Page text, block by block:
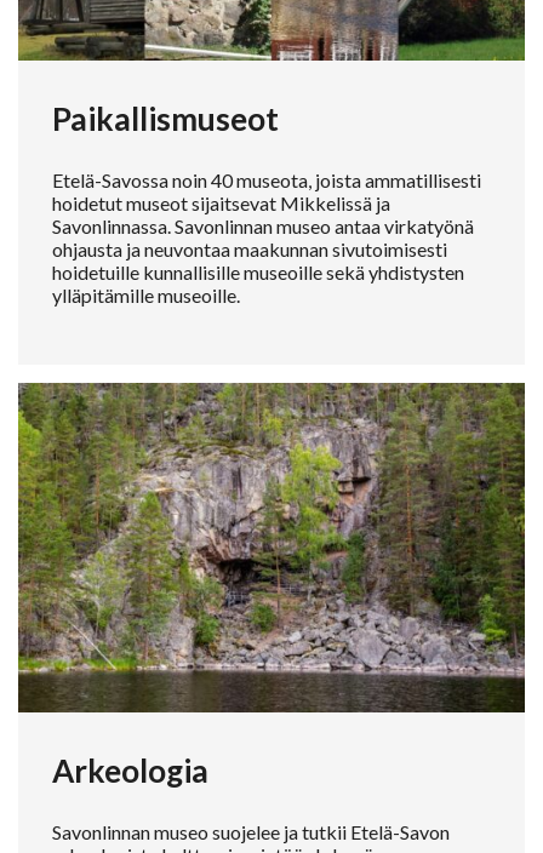
Paikallismuseot
Etelä-Savossa noin 40 museota, joista ammatillisesti
hoidetut museot sijaitsevat Mikkelissä ja
Savonlinnassa. Savonlinnan museo antaa virkatyönä
ohjausta ja neuvontaa maakunnan sivutoimisesti
hoidetuille kunnallisille museoille sekä yhdistysten
ylläpitämille museoille.
Arkeologia
Savonlinnan museo suojelee ja tutkii Etelä-Savon